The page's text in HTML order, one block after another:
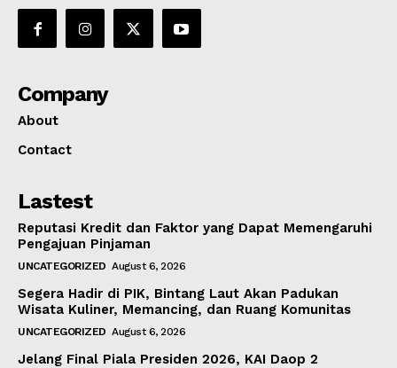
Company
About
Contact
Lastest
Reputasi Kredit dan Faktor yang Dapat Memengaruhi
Pengajuan Pinjaman
UNCATEGORIZED August 6, 2026
Segera Hadir di PIK, Bintang Laut Akan Padukan
Wisata Kuliner, Memancing, dan Ruang Komunitas
UNCATEGORIZED August 6, 2026
Jelang Final Piala Presiden 2026, KAI Daop 2